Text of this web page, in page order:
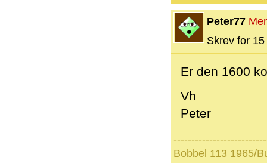
Peter77
Skrev for
Er den 1600
Vh
Peter
Bobbel 113 1965/